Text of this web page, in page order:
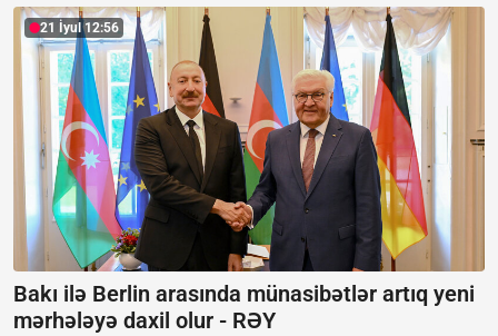
21 İyul 12:56
Bakı ilə Berlin arasında münasibətlər artıq yeni
mərhələyə daxil olur - RƏY